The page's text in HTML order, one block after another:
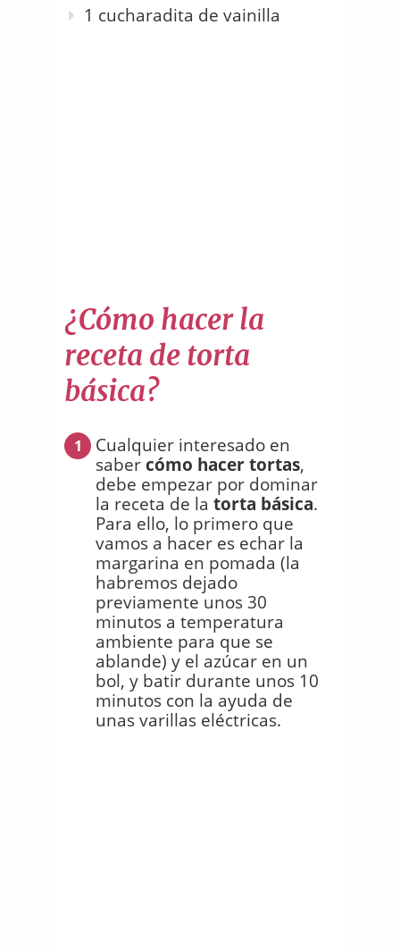
1 cucharadita de vainilla
¿Cómo hacer la
receta de torta
básica?
1
Cualquier interesado en
sabercómo hacer tortas,
debe empezar por dominar
la receta de la torta básica.
Para ello, lo primero que
vamos a hacer es echar la
margarina en pomada (la
habremos dejado
previamente unos 30
minutos a temperatura
ambiente para que se
ablande) y el azúcar en un
bol, y batir durante unos 10
minutos con la ayuda de
unas varillas eléctricas.